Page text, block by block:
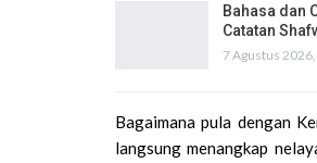
Bahasa dan
Catatan
7 Agustus
Bagaimana pula dengan
langsung menangkap